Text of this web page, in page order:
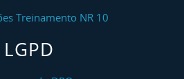
Treinamento NR 10
LGPD